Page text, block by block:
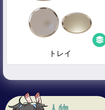
トレイ